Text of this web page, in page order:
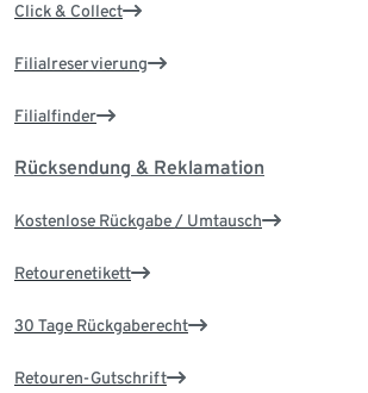
Click & Collect
Filialreservierung
Filialfinder
Rücksendung & Reklamation
Kostenlose Rückgabe / Umtausch
Retourenetikett
30 Tage Rückgaberecht
Retouren-Gutschrift